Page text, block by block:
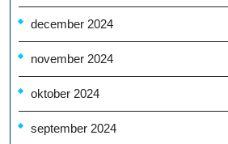
december 2024
november 2024
oktober 2024
september 2024